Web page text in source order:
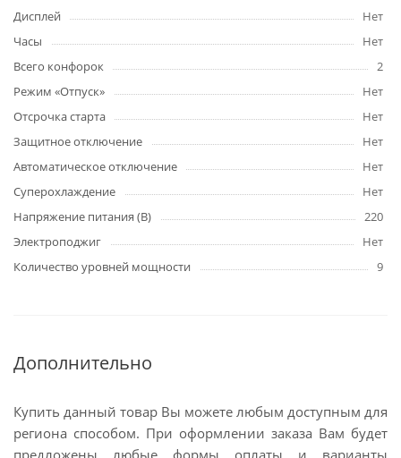
Дисплей
Нет
Часы
Нет
Всего конфорок
2
Режим «Отпуск»
Нет
Отсрочка старта
Нет
Защитное отключение
Нет
Автоматическое отключение
Нет
Суперохлаждение
Нет
Напряжение питания (В)
220
Электроподжиг
Нет
Количество уровней мощности
9
Дополнительно
Купить данный товар Вы можете любым доступным для
региона способом. При оформлении заказа Вам будет
предложены любые формы оплаты и варианты